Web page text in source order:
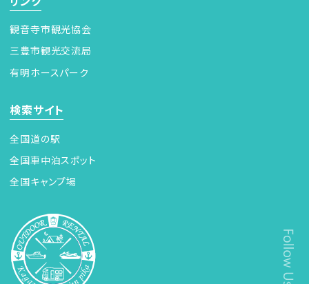
観音寺市観光協会
三豊市観光交流局
有明ホースパーク
検索サイト
全国道の駅
全国車中泊スポット
全国キャンプ場